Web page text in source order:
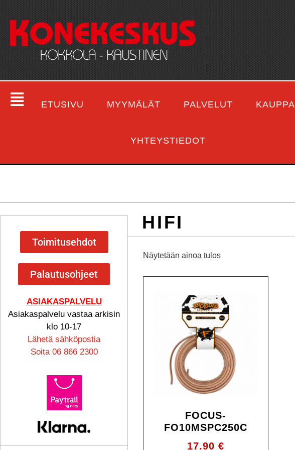
ETUSIVU MYYMÄLÄT PALVELUT KAUPPA
YHTEYSTIEDOT
Toimitusehdot
Palautusohjeet
ASIAKASPALVELU
Asiakaspalvelu vastaa arkisin
klo 10-17
Lähetä sähköpostia
Soita 06 866 2300
HIFI
Näytetään ainoa tulos
FOCUS-
FO10MSPC250C
17.90€